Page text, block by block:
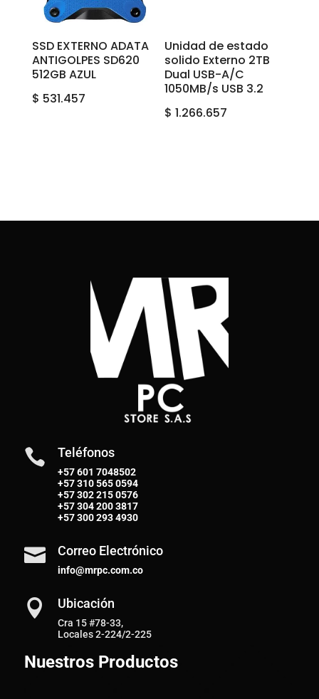
SSD EXTERNO ADATA
ANTIGOLPES SD620
512GB AZUL
$ 531.457
Unidad de estado
solido Externo 2TB
Dual USB-A/C
1050MB/s USB 3.2
$ 1.266.657
 Teléfonos
+57 601 7048502
+57310 565 0594
+57302 215 0576
+57304 200 3817
+57300 293 4930
 Correo Electrónico
info@mrpc.com.co
 Ubicación
Cra 15 #78-33,
Locales 2-224/2-225
Nuestros Productos